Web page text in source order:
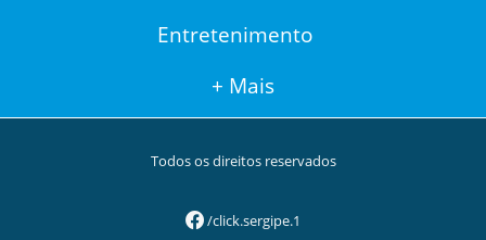
Entretenimento
+ Mais
Todos os direitos reservados
/click.sergipe.1